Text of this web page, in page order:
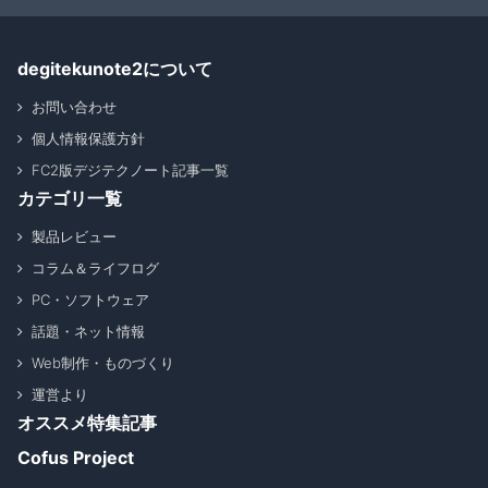
degitekunote2について
お問い合わせ
個人情報保護方針
FC2版デジテクノート記事一覧
カテゴリ一覧
製品レビュー
コラム＆ライフログ
PC・ソフトウェア
話題・ネット情報
Web制作・ものづくり
運営より
オススメ特集記事
Cofus Project